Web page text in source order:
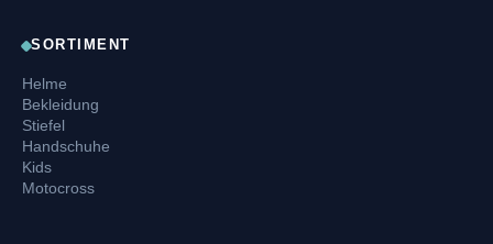
SORTIMENT
Helme
Bekleidung
Stiefel
Handschuhe
Kids
Motocross